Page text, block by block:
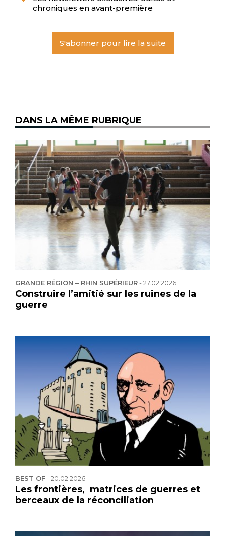
chroniques en avant-première
S'abonner pour lire la suite
DANS LA MÊME RUBRIQUE
GRANDE RÉGION – RHIN SUPÉRIEUR-27.02.2026
Construire l’amitié sur les ruines de la
guerre
BEST OF-20.02.2026
Les frontières, matrices de guerres et
berceaux de la réconciliation